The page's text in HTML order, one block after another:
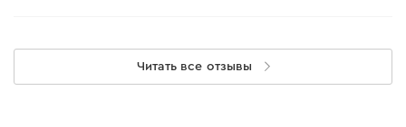
Читать все отзывы